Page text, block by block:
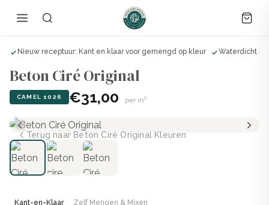
Nieuw receptuur: Kant en klaar voor gemengd op kleur Waterdicht bij
Beton Ciré Original
CAMEL 1026 €31,00 per m²
Terug naar Beton Ciré Original Kleuren
Kant-en-Klaar Zelf Mengen & Mixen